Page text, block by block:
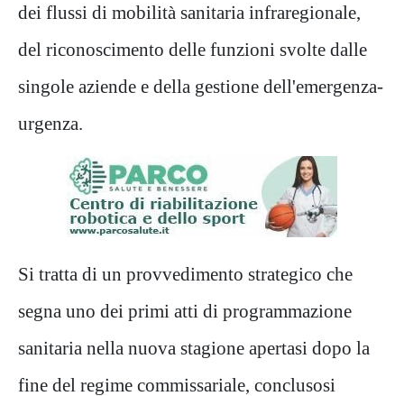
dei flussi di mobilità sanitaria infraregionale,
del riconoscimento delle funzioni svolte dalle
singole aziende e della gestione dell'emergenza-
urgenza.
Si tratta di un provvedimento strategico che
segna uno dei primi atti di programmazione
sanitaria nella nuova stagione apertasi dopo la
fine del regime commissariale, conclusosi